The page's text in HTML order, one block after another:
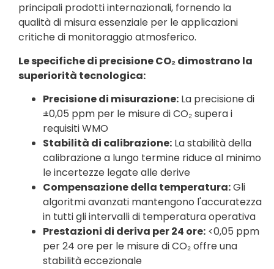
principali prodotti internazionali, fornendo la
qualità di misura essenziale per le applicazioni
critiche di monitoraggio atmosferico.
Le specifiche di precisione CO₂ dimostrano la
superiorità tecnologica:
Precisione di misurazione: La precisione di
±0,05 ppm per le misure di CO₂ supera i
requisiti WMO
Stabilità di calibrazione: La stabilità della
calibrazione a lungo termine riduce al minimo
le incertezze legate alle derive
Compensazione della temperatura:Gli
algoritmi avanzati mantengono l'accuratezza
in tutti gli intervalli di temperatura operativa
Prestazioni di deriva per 24 ore: <0,05 ppm
per 24 ore per le misure di CO₂ offre una
stabilità eccezionale